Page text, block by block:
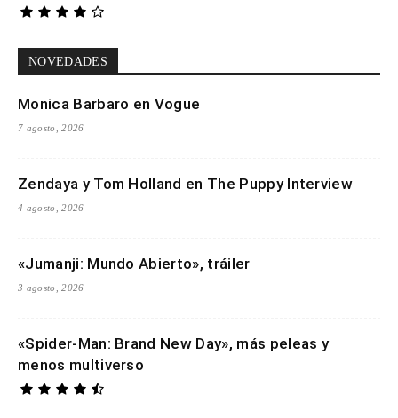
NOVEDADES
Monica Barbaro en Vogue
7 agosto, 2026
Zendaya y Tom Holland en The Puppy Interview
4 agosto, 2026
«Jumanji: Mundo Abierto», tráiler
3 agosto, 2026
«Spider-Man: Brand New Day», más peleas y
menos multiverso